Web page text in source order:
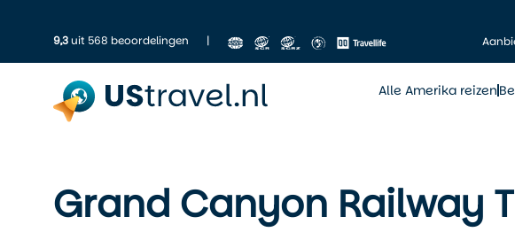
9,3uit 568 beoordelingen |
Alle Amerika reizen
Grand Canyon Railway